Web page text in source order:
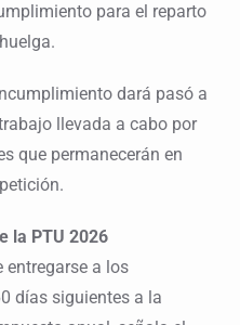
para el reparto
dará pasó a
llevada a cabo por
que permanecerán en
la PTU 2026
entregarse a los
días siguientes a la